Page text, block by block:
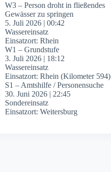
W3 – Person droht in fließendes
Gewässer zu springen
5. Juli 2026 |00:42
Wassereinsatz
Einsatzort: Rhein
W1 – Grundstufe
3. Juli 2026 | 18:12
Wassereinsatz
Einsatzort: Rhein (Kilometer 594)
S1 – Amtshilfe / Personensuche
30. Juni 2026 | 22:45
Sondereinsatz
Einsatzort: Weitersburg